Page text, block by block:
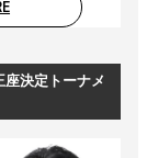
決定トーナメ